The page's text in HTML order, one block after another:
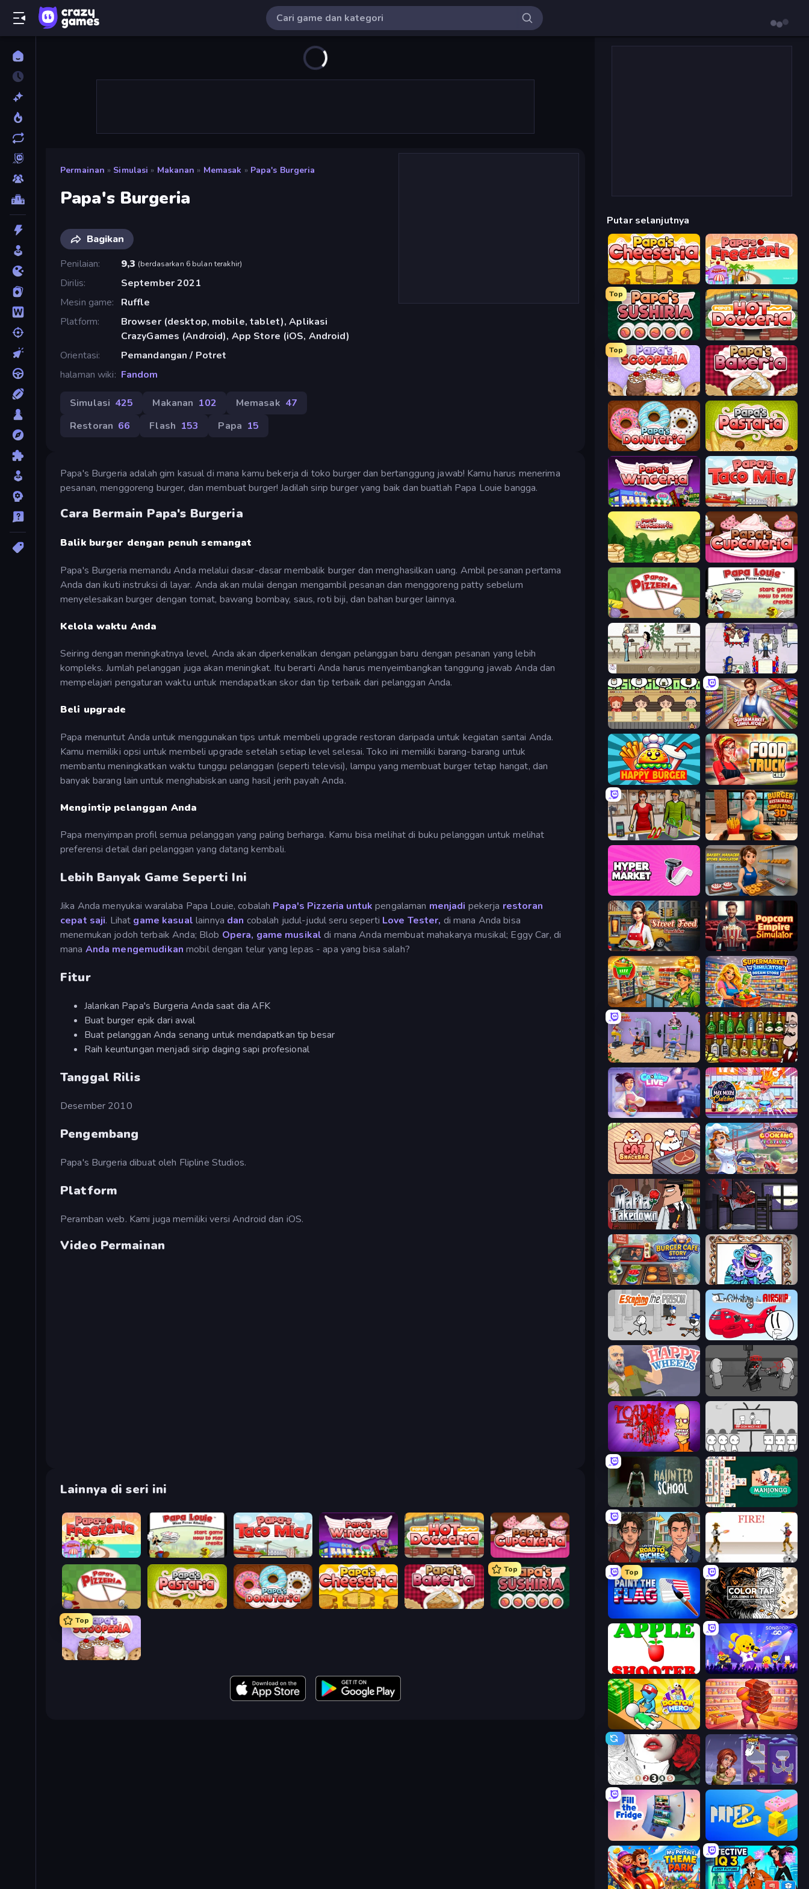
Permainan » Simulasi » Makanan » Memasak » Papa's Burgeria
Papa's Burgeria
Bagikan
Penilaian
9,3 (berdasarkan 6 bulan terakhir)
Dirilis
September 2021
Mesin game
Ruffle
Platform
Browser (desktop, mobile, tablet), Aplikasi
CrazyGames (Android), App Store (iOS, Android)
Orientasi
Pemandangan / Potret
halaman wiki
Fandom
Simulasi 425 Makanan 102 Memasak 47
Restoran 66 Flash 153 Papa 15
Papa's Burgeria adalah gim kasual di mana kamu bekerja di toko burger dan bertanggung jawab! Kamu harus menerima
pesanan, menggoreng burger, dan membuat burger! Jadilah sirip burger yang baik dan buatlah Papa Louie bangga.
Cara Bermain Papa's Burgeria
Balik burger dengan penuh semangat
Papa's Burgeria memandu Anda melalui dasar-dasar membalik burger dan menghasilkan uang. Ambil pesanan pertama
Anda dan ikuti instruksi di layar. Anda akan mulai dengan mengambil pesanan dan menggoreng patty sebelum
menyelesaikan burger dengan tomat, bawang bombay, saus, roti biji, dan bahan burger lainnya.
Kelola waktu Anda
Seiring dengan meningkatnya level, Anda akan diperkenalkan dengan pelanggan baru dengan pesanan yang lebih
kompleks. Jumlah pelanggan juga akan meningkat. Itu berarti Anda harus menyeimbangkan tanggung jawab Anda dan
mempelajari pengaturan waktu untuk mendapatkan skor dan tip terbaik dari pelanggan Anda.
Beli upgrade
Papa menuntut Anda untuk menggunakan tips untuk membeli upgrade restoran daripada untuk kegiatan santai Anda.
Kamu memiliki opsi untuk membeli upgrade setelah setiap level selesai. Toko ini memiliki barang-barang untuk
membantu meningkatkan waktu tunggu pelanggan (seperti televisi), lampu yang membuat burger tetap hangat, dan
banyak barang lain untuk menghabiskan uang hasil jerih payah Anda.
Mengintip pelanggan Anda
Papa menyimpan profil semua pelanggan yang paling berharga. Kamu bisa melihat di buku pelanggan untuk melihat
preferensi detail dari pelanggan yang datang kembali.
Lebih Banyak Game Seperti Ini
Jika Anda menyukai waralaba Papa Louie, cobalah Papa's Pizzeria untuk pengalaman menjadi pekerja restoran
cepat saji. Lihat game kasual lainnya dan cobalah judul-judul seru seperti Love Tester, di mana Anda bisa
menemukan jodoh terbaik Anda; Blob Opera, game musikal di mana Anda membuat mahakarya musikal; Eggy Car, di
mana Anda mengemudikan mobil dengan telur yang lepas - apa yang bisa salah?
Fitur
Jalankan Papa's Burgeria Anda saat dia AFK
Buat burger epik dari awal
Buat pelanggan Anda senang untuk mendapatkan tip besar
Raih keuntungan menjadi sirip daging sapi profesional
Tanggal Rilis
Desember 2010
Pengembang
Papa's Burgeria dibuat oleh Flipline Studios.
Platform
Peramban web. Kami juga memiliki versi Android dan iOS.
Video Permainan
Lainnya di seri ini
Papa's Freezeria Papa Louie: When Pizzas Attack Papa's Taco Mia Papa's Wingeria Papa's Hot Doggeria Papas Cupcakeria
Papa's Pizzeria Papa's Pastaria Papa's Donuteria Papa's Cheeseria Papa's Bakeria
Top
Papa's Sushiria
Top
Papa's Scooperia
Putar selanjutnya
Papa's Cheeseria Papa's Freezeria
Top
Papa's Sushiria Papa's Hot Doggeria
Top
Papa's Scooperia Papa's Bakeria
Papa's Donuteria Papa's Pastaria
Papa's Wingeria Papa's Taco Mia
Papa's Pancakeria Papas Cupcakeria
Papa's Pizzeria Papa Louie: When Pizzas Attack
The Waitress Diner Dash
Supermarket Simulator: Store Manager
Happy Burger Food Truck Chef™: A Fun Cooking Game
Shop Master 3D
Hypermarket 3D Bakery Manager: Store Simulator
Street Food Simulator
Supermarket Simulator: Desert Supermarket Simulator: Dream Store
Gym Simulator 2024 Bartender The Right Mix
Cooking Live Max Mixed Cuisine
Cat Snack Bar Cooking Festival
Mafia Takedown The Visitor
Burger Cafe Story ASMR Cooking Exhibit of Sorrows
Escaping the Prison Infiltrating the Airship
Happy Wheels Madness Project Nexus
Load Up and Kill We Become What We Behold
Haunted School Mahjongg Solitaire
Life Simulator: Road to Riches Gunblood
Top
Paint the Flag Color Tap: Coloring by Numbers
Apple Shooter SongPop GO
Doctor Hero Candy Packing Store
Numicolor Home Pin 2
Fill The Fridge